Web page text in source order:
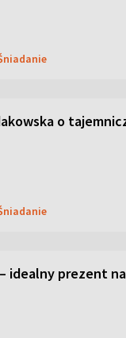
o
idealny prezent